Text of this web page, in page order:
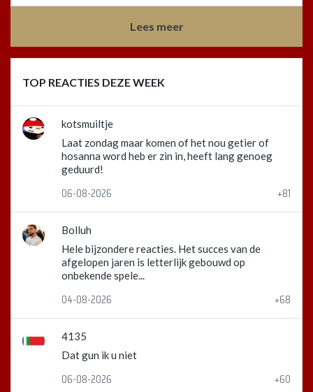
Lees meer
TOP REACTIES DEZE WEEK
kotsmuiltje
Laat zondag maar komen of het nou getier of
hosanna word heb er zin in, heeft lang genoeg
geduurd!
06-08-2026 +81
Bolluh
Hele bijzondere reacties. Het succes van de
afgelopen jaren is letterlijk gebouwd op
onbekende spele...
04-08-2026 +68
4135
Dat gun ik u niet
06-08-2026 +60